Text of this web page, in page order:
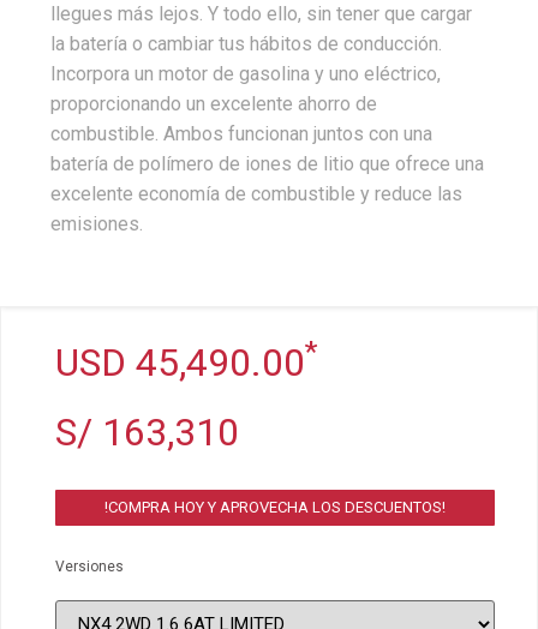
llegues más lejos. Y todo ello, sin tener que cargar
la batería o cambiar tus hábitos de conducción.
Incorpora un motor de gasolina y uno eléctrico,
proporcionando un excelente ahorro de
combustible. Ambos funcionan juntos con una
batería de polímero de iones de litio que ofrece una
excelente economía de combustible y reduce las
emisiones.
USD 45,490.00*
S/ 163,310
!COMPRA HOY Y APROVECHA LOS DESCUENTOS!
Versiones